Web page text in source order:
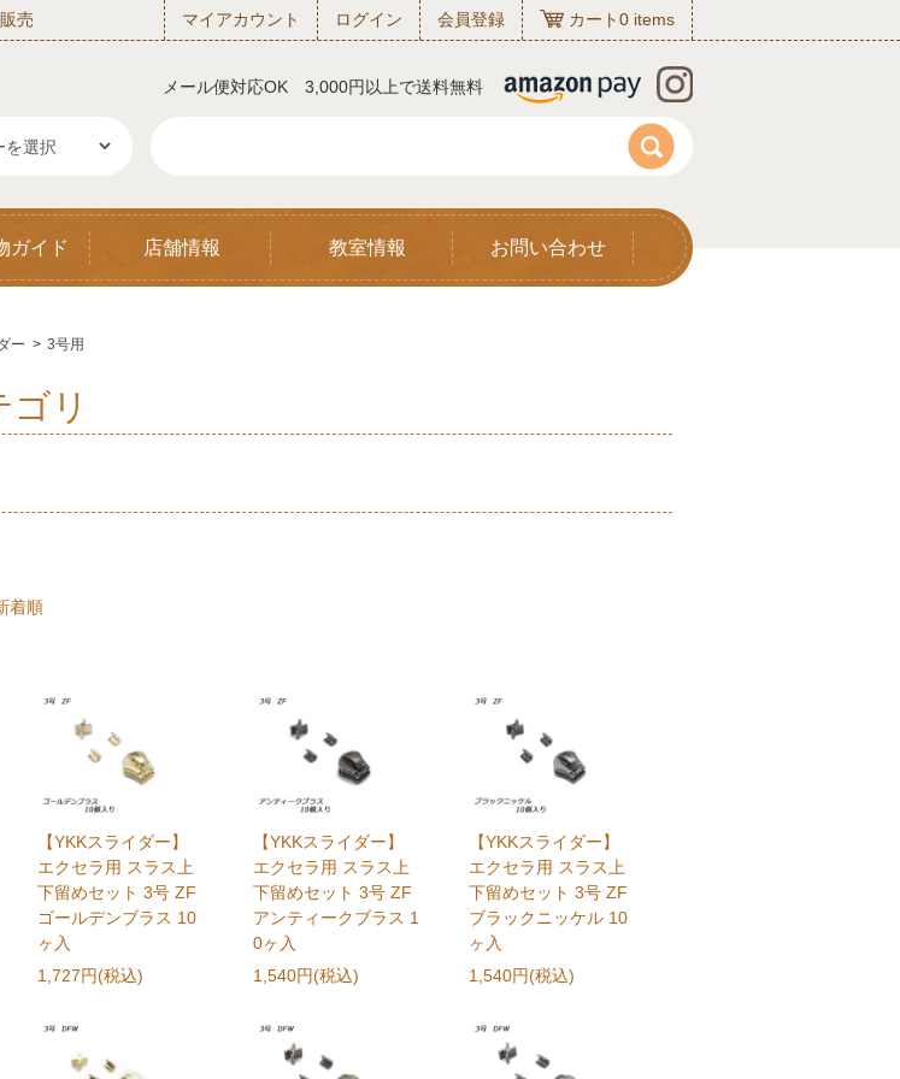
売 マイアカウント ログイン 会員登録 カート0 items
メール便対応OK 3,000円以上で送料無料
ガイド 店舗情報 教室情報 お問い合わせ
ー > 3号用
リ
着順
【YKKスライダー】
エクセラ用 スラス上
下留めセット 3号 ZF
ゴールデンブラス 10
ヶ入
1,727円(税込)
【YKKスライダー】
エクセラ用 スラス上
下留めセット 3号 ZF
アンティークブラス 1
0ヶ入
1,540円(税込)
【YKKスライダー】
エクセラ用 スラス上
下留めセット 3号 ZF
ブラックニッケル 10
ヶ入
1,540円(税込)